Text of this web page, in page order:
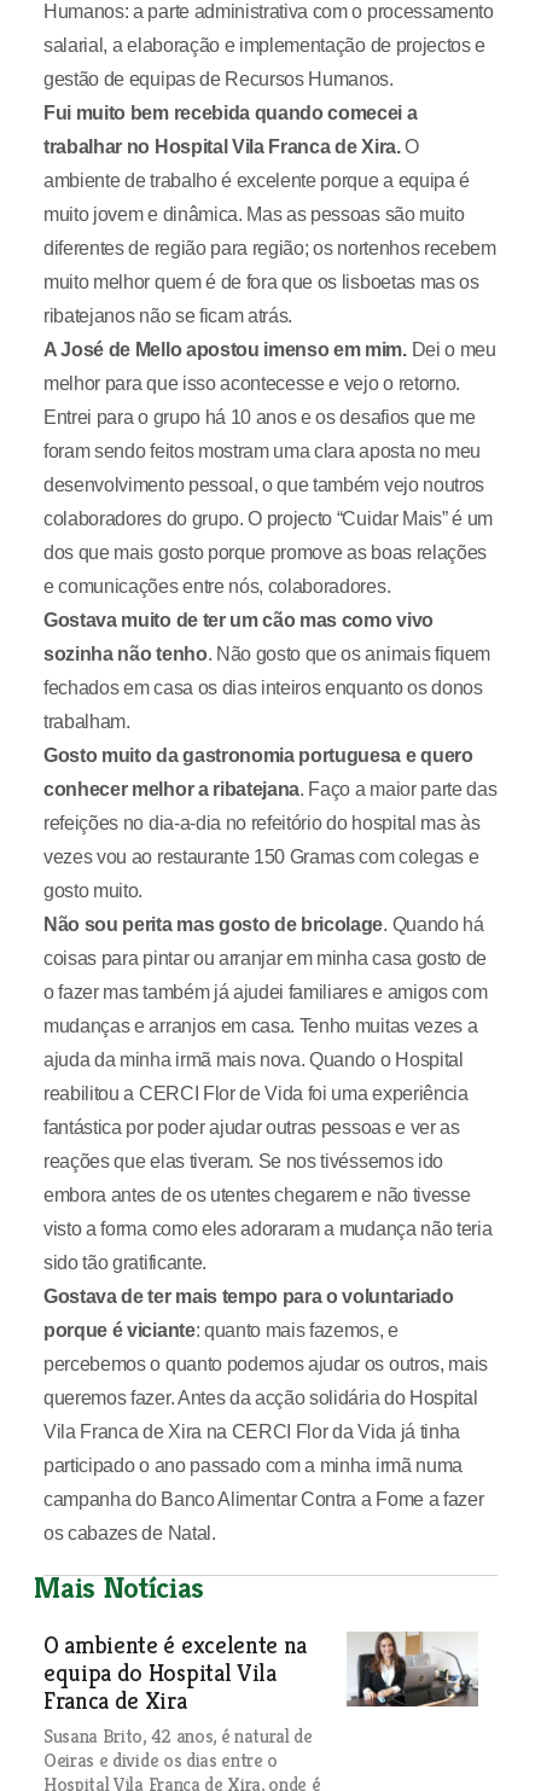
Humanos: a parte administrativa com o processamento
salarial, a elaboração e implementação de projectos e
gestão de equipas de Recursos Humanos.
Fui muito bem recebida quando comecei a
trabalhar no Hospital Vila Franca de Xira.O
ambiente de trabalho é excelente porque a equipa é
muito jovem e dinâmica. Mas as pessoas são muito
diferentes de região para região; os nortenhos recebem
muito melhor quem é de fora que os lisboetas mas os
ribatejanos não se ficam atrás.
A José de Mello apostou imenso em mim.Dei o meu
melhor para que isso acontecesse e vejo o retorno.
Entrei para o grupo há 10 anos e os desafios que me
foram sendo feitos mostram uma clara aposta no meu
desenvolvimento pessoal, o que também vejo noutros
colaboradores do grupo. O projecto “Cuidar Mais” é um
dos que mais gosto porque promove as boas relações
e comunicações entre nós, colaboradores.
Gostava muito de ter um cão mas como vivo
sozinha não tenho. Não gosto que os animais fiquem
fechados em casa os dias inteiros enquanto os donos
trabalham.
Gosto muito da gastronomia portuguesa e quero
conhecer melhor a ribatejana. Faço a maior parte das
refeições no dia-a-dia no refeitório do hospital mas às
vezes vou ao restaurante 150 Gramas com colegas e
gosto muito.
Não sou perita mas gosto de bricolage. Quando há
coisas para pintar ou arranjar em minha casa gosto de
o fazer mas também já ajudei familiares e amigos com
mudanças e arranjos em casa. Tenho muitas vezes a
ajuda da minha irmã mais nova. Quando o Hospital
reabilitou a CERCI Flor de Vida foi uma experiência
fantástica por poder ajudar outras pessoas e ver as
reações que elas tiveram. Se nos tivéssemos ido
embora antes de os utentes chegarem e não tivesse
visto a forma como eles adoraram a mudança não teria
sido tão gratificante.
Gostava de ter mais tempo para o voluntariado
porque é viciante: quanto mais fazemos, e
percebemos o quanto podemos ajudar os outros, mais
queremos fazer. Antes da acção solidária do Hospital
Vila Franca de Xira na CERCI Flor da Vida já tinha
participado o ano passado com a minha irmã numa
campanha do Banco Alimentar Contra a Fome a fazer
os cabazes de Natal.
Mais Notícias
O ambiente é excelente na
equipa do Hospital Vila
Franca de Xira
Susana Brito, 42 anos, é natural de
Oeiras e divide os dias entre o
Hospital Vila Franca de Xira, onde é